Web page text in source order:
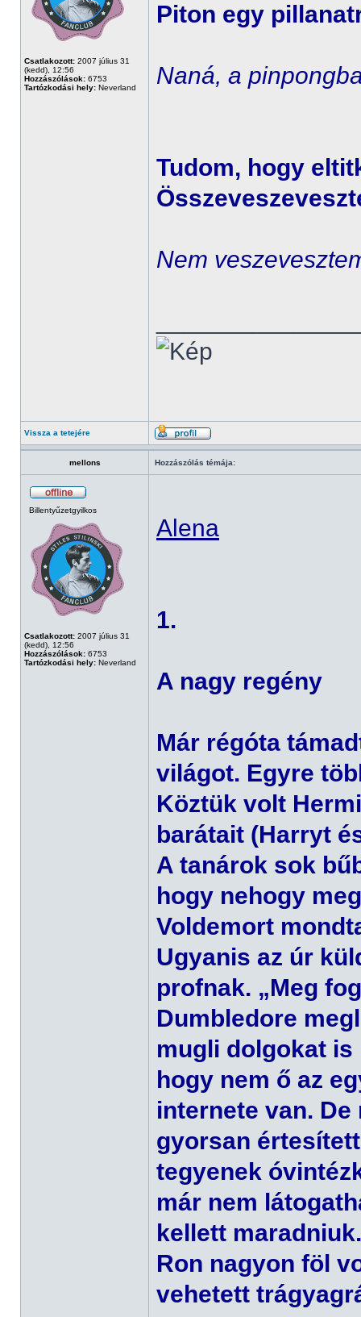
Csatlakozott: 2007 július 31
(kedd), 12:56
Hozzászólások: 6753
Tartózkodási hely: Neverland
Piton egy
Naná, a
Tudom, hogy
Nem
Vissza a tetejére
mellons Hozzászólás témája:
Billentyűzetgyilkos
Csatlakozott: 2007 július 31
(kedd), 12:56
Hozzászólások: 6753
Tartózkodási hely: Neverland
Alena
1.
A nagy regény
Már régóta
világot. Egyre
Köztük volt
barátait (Harryt
A tanárok sok
hogy nehogy
Voldemort
Ugyanis az úr
profnak. „Meg
Dumbledore
mugli dolgokat is
hogy nem ő az
internete van.
gyorsan
tegyenek
már nem
kellett maradniuk.
Ron nagyon föl
vehetett